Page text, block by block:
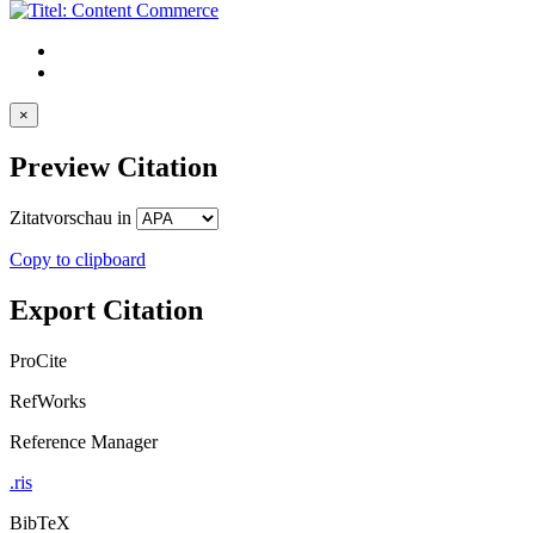
×
Preview Citation
Zitatvorschau in
Copy to clipboard
Export Citation
ProCite
RefWorks
Reference Manager
.ris
BibTeX